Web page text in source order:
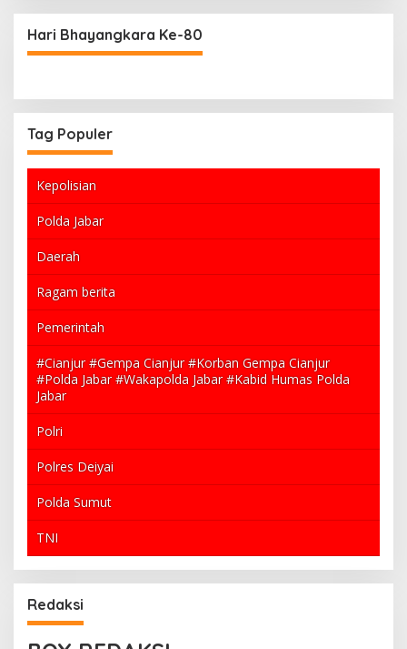
e
g
o
r
Hari Bhayangkara Ke-80
Tag Populer
Kepolisian
Polda Jabar
Daerah
Ragam berita
Pemerintah
#Cianjur #Gempa Cianjur #Korban Gempa Cianjur
#Polda Jabar #Wakapolda Jabar #Kabid Humas Polda
Jabar
Polri
Polres Deiyai
Polda Sumut
TNI
Redaksi